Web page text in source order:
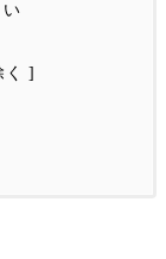
い
く ]